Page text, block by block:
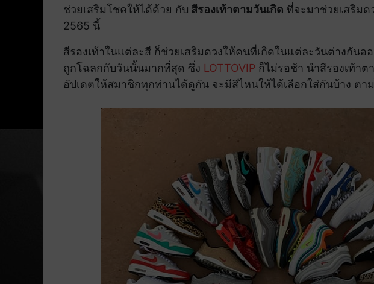
ช่วยเสริมโชคให้ได้ด้วย กับ สีรองเท้าตามวันเกิด ที่จะมาช่วยเสริมด
2565 นี้
สีรองเท้าในแต่ละสี ก็ช่วยเสริมดวงให้คนที่เกิดในแต่ละวันต่างกันอ
ถูกโฉลกกับวันนั้นมากที่สุด ซึ่ง LOTTOVIP ก็ไม่รอช้า นำสีรองเท้าต
อัปเดตให้สมาชิกทุกท่านได้ดูกัน จะมีสีไหนให้ได้เลือกใส่กันบ้าง ตา